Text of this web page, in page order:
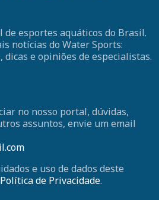
esportes aquáticos do Brasil.
notícias do Water Sports:
dicas e opiniões de especialistas.
no nosso portal, dúvidas,
assuntos, envie um email
e uso de dados deste
Política de Privacidade.